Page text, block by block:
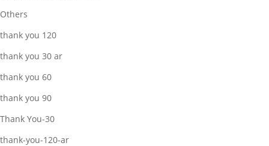
Others
thank you 120
thank you 30 ar
thank you 60
thank you 90
Thank You-30
thank-you-120-ar